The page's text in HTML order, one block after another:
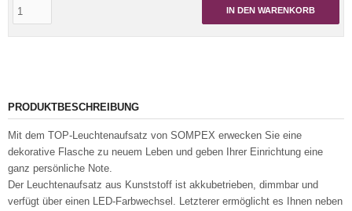
IN DEN WARENKORB
PRODUKTBESCHREIBUNG
Mit dem TOP-Leuchtenaufsatz von SOMPEX erwecken Sie eine
dekorative Flasche zu neuem Leben und geben Ihrer Einrichtung eine
ganz persönliche Note.
Der Leuchtenaufsatz aus Kunststoff ist akkubetrieben, dimmbar und
verfügt über einen LED-Farbwechsel. Letzterer ermöglicht es Ihnen neben